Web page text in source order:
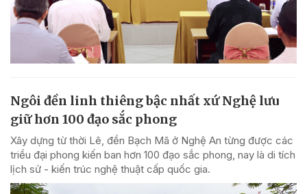
Ngôi đền linh thiêng bậc nhất xứ Nghệ lưu
giữ hơn 100 đạo sắc phong
Xây dựng từ thời Lê, đền Bạch Mã ở Nghệ An từng được các
triều đại phong kiến ban hơn 100 đạo sắc phong, nay là di tích
lịch sử - kiến trúc nghệ thuật cấp quốc gia.